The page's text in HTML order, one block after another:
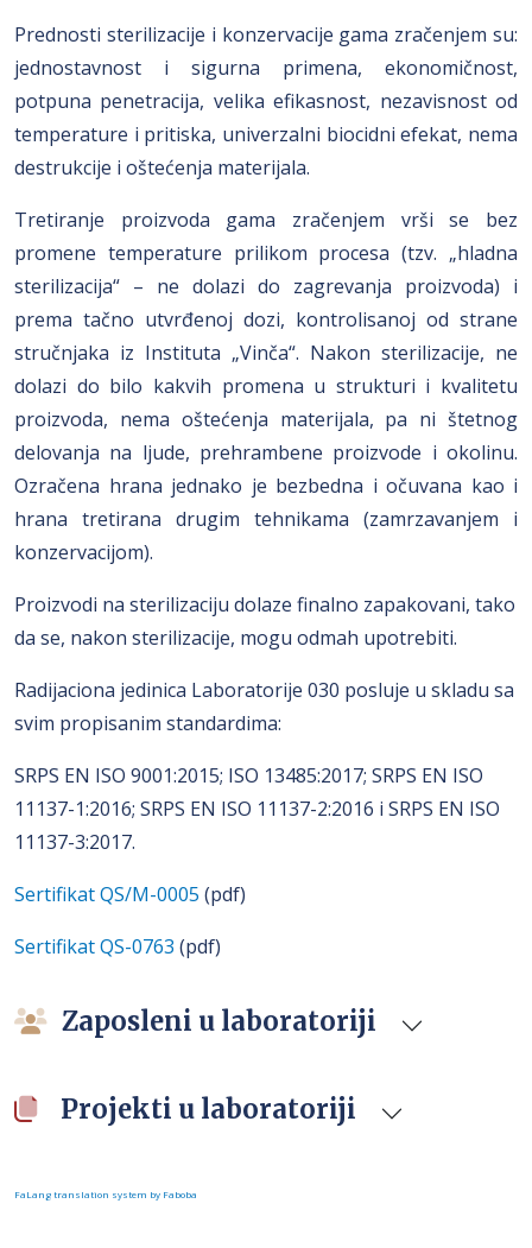
Prednosti sterilizacije i konzervacije gama zračenjem su:
jednostavnost i sigurna primena, ekonomičnost,
potpuna penetracija, velika efikasnost, nezavisnost od
temperature i pritiska, univerzalni biocidni efekat, nema
destrukcije i oštećenja materijala.
Tretiranje proizvoda gama zračenjem vrši se bez
promene temperature prilikom procesa (tzv. „hladna
sterilizacija“ – ne dolazi do zagrevanja proizvoda) i
prema tačno utvrđenoj dozi, kontrolisanoj od strane
stručnjaka iz Instituta „Vinča“. Nakon sterilizacije, ne
dolazi do bilo kakvih promena u strukturi i kvalitetu
proizvoda, nema oštećenja materijala, pa ni štetnog
delovanja na ljude, prehrambene proizvode i okolinu.
Ozračena hrana jednako je bezbedna i očuvana kao i
hrana tretirana drugim tehnikama (zamrzavanjem i
konzervacijom).
Proizvodi na sterilizaciju dolaze finalno zapakovani, tako
da se, nakon sterilizacije, mogu odmah upotrebiti.
Radijaciona jedinica Laboratorije 030 posluje u skladu sa
svim propisanim standardima:
SRPS EN ISO 9001:2015; ISO 13485:2017; SRPS EN ISO
11137-1:2016; SRPS EN ISO 11137-2:2016 i SRPS EN ISO
11137-3:2017.
Sertifikat QS/M-0005 (pdf)
Sertifikat QS-0763 (pdf)
Zaposleni u laboratoriji
Projekti u laboratoriji
FaLang translation system by Faboba